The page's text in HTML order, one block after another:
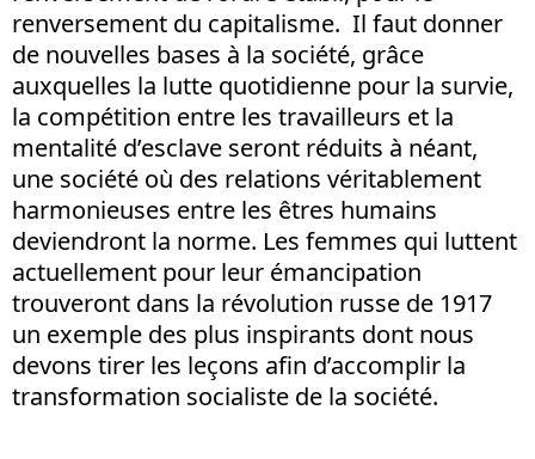
renversement du capitalisme. Il faut donner
de nouvelles bases à la société, grâce
auxquelles la lutte quotidienne pour la survie,
la compétition entre les travailleurs et la
mentalité d’esclave seront réduits à néant,
une société où des relations véritablement
harmonieuses entre les êtres humains
deviendront la norme. Les femmes qui luttent
actuellement pour leur émancipation
trouveront dans la révolution russe de 1917
un exemple des plus inspirants dont nous
devons tirer les leçons afin d’accomplir la
transformation socialiste de la société.